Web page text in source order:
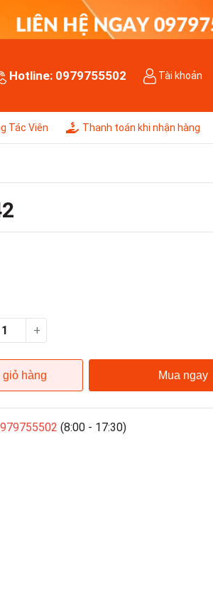
Hotline: 0979755502 Tài khoản
Tác Viên Thanh toán khi nhận hàng
+
giỏ hàng Mua ngay
(8:00 - 17:30)